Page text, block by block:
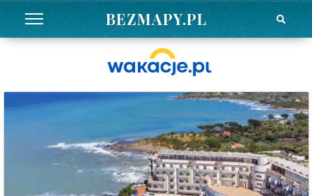
BEZMAPY.PL